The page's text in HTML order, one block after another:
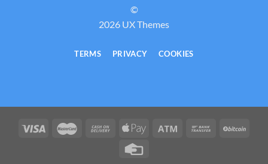
©
2026 UX Themes
TERMS PRIVACY COOKIES